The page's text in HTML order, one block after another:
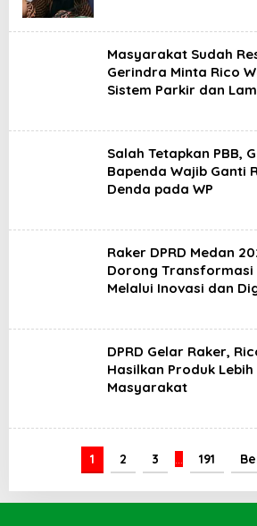
Masyarakat Sudah
Gerindra Minta Rico
Sistem Parkir dan
Salah Tetapkan PBB,
Bapenda Wajib Ganti
Denda pada WP
Raker DPRD Medan
Dorong Transformasi
Melalui Inovasi dan
DPRD Gelar Raker,
Hasilkan Produk
Masyarakat
1 2 3 … 191